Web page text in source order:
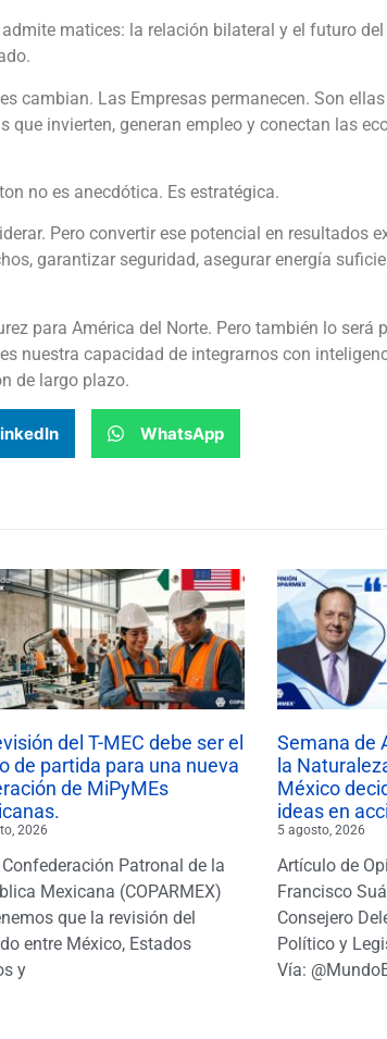
matices: la relación bilateral y el futuro del
cambian. Las Empresas permanecen. Son
invierten, generan empleo y conectan las
no es anecdótica. Es estratégica.
Pero convertir ese potencial en resultados
garantizar seguridad, asegurar energía
para América del Norte. Pero también lo será
nuestra capacidad de integrarnos con
de largo plazo.
WhatsApp
del T-MEC debe ser el
de partida para una nueva
de MiPyMEs
2026
Confederación Patronal de la
Mexicana (COPARMEX)
que la revisión del
entre México, Estados
y
Semana de
la
México
ideas en
5 agosto, 2026
Artículo de
Francisco
Consejero
Político y
Vía: